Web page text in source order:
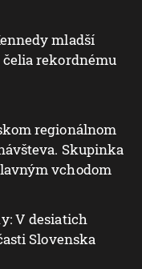
mladší
rekordnému
regionálnom
Skupinka
vchodom
V desiatich
Slovenska